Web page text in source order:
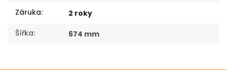
Záruka:
2 roky
Šířka: 674 mm